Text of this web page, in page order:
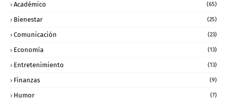
Académico (65)
Bienestar (25)
Comunicación (23)
Economía (13)
Entretenimiento (13)
Finanzas (9)
Humor (7)